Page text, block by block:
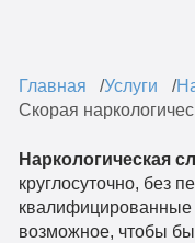
Главная Услуги
Скорая
Наркологическая
круглосуточно, без
квалифицированные
возможное, чтобы